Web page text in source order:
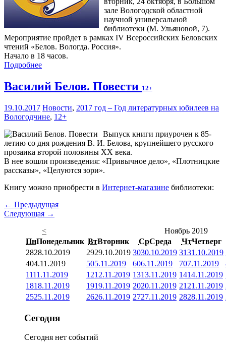
зале Вологодской областной
научной универсальной
библиотеки (М. Ульяновой, 7).
Мероприятие пройдет в рамках IV Всероссийских Беловских
чтений «Белов. Вологда. Россия».
Начало в 18 часов.
Подробнее
Василий Белов. Повести 12+
19.10.2017 Новости, 2017 год – Год литературных юбилеев на
Вологодчине, 12+
Выпуск книги приурочен к 85-
летию со дня рождения В. И. Белова, крупнейшего русского
прозаика второй половины XX века.
В нее вошли произведения: «Привычное дело», «Плотницкие
рассказы», «Целуются зори».
Книгу можно приобрести в Интернет-магазине библиотеки:
← Предыдущая
Следующая →
<
Ноябрь 2019
ПнПонедельник ВтВторник СрСреда ЧтЧетверг
2828.10.2019 2929.10.2019 3030.10.2019 3131.10.2019
404.11.2019 505.11.2019 606.11.2019 707.11.2019
1111.11.2019 1212.11.2019 1313.11.2019 1414.11.2019
1818.11.2019 1919.11.2019 2020.11.2019 21 21.11.2019
2525.11.2019 2626.11.2019 2727.11.2019 2828.11.2019
Сегодня
Сегодня нет событий